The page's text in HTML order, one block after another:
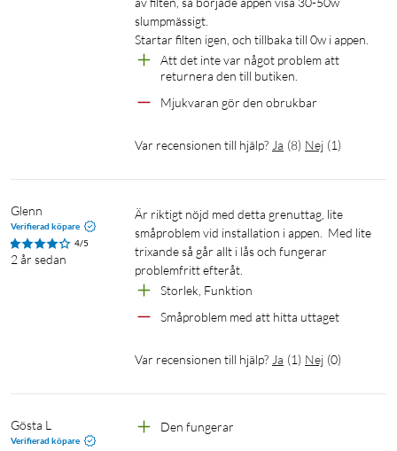
slumpmässigt.
Startar filten igen, och tillbaka till 0w i appen.
Att det inte var något problem att
returnera den till butiken.
Mjukvaran gör den obrukbar
Var recensionen till hjälp? Ja (8) Nej (1)
Glenn
Verifierad köpare
4/5
2 år sedan
Är riktigt nöjd med detta grenuttag, lite
småproblem vid installation i appen.  Med lite
trixande så går allt i lås och fungerar
problemfritt efteråt.
Storlek, Funktion
Småproblem med att hitta uttaget
Var recensionen till hjälp? Ja (1) Nej (0)
Gösta L
Verifierad köpare
Den fungerar